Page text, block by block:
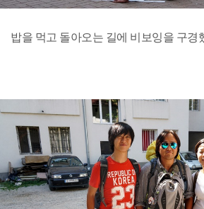
밥을 먹고 돌아오는 길에 비보잉을 구경